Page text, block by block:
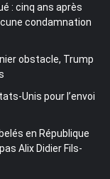
: cinq ans après
condamnation
obstacle, Trump
Unis pour l’envoi
en République
Alix Didier Fils-